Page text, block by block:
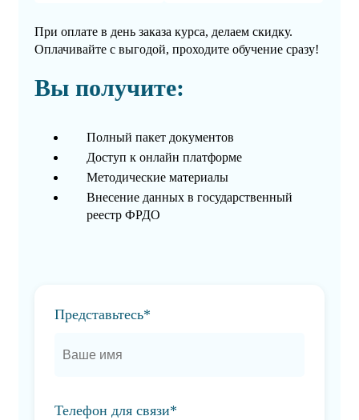
При оплате в день заказа курса, делаем скидку.
Оплачивайте с выгодой, проходите обучение сразу!
Вы получите:
Полный пакет документов
Доступ к онлайн платформе
Методические материалы
Внесение данных в государственный
реестр ФРДО
Представьтесь*
Телефон для связи*